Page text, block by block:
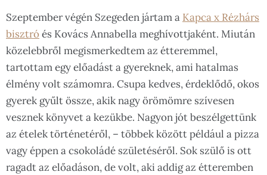
Szeptember végén Szegeden jártam a Kapca x Rézhárs
bisztróés Kovács Annabella meghívottjaként. Miután
közelebbről megismerkedtem az étteremmel,
tartottam egy előadást a gyereknek, ami hatalmas
élmény volt számomra. Csupa kedves, érdeklődő, okos
gyerek gyűlt össze, akik nagy örömömre szívesen
vesznek könyvet a kezükbe. Nagyon jót beszélgettünk
az ételek történetéről, – többek között például a pizza
vagy éppen a csokoládé születéséről. Sok szülő is ott
ragadt az előadáson, de volt, aki addig az étteremben